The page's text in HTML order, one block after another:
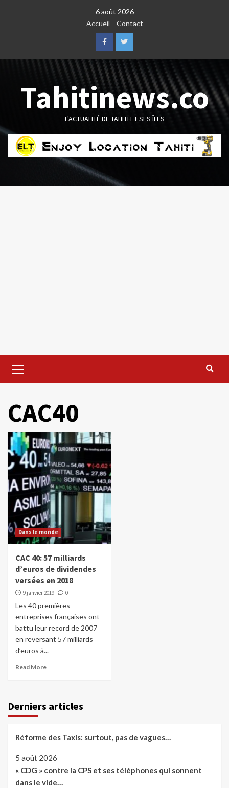
6 août 2026
Accueil
Contact
FacebookTwitter
Tahitinews.co
L'ACTUALITÉ DE TAHITI ET SES ÎLES
Menu
CAC40
Dans le monde
CAC 40: 57 milliards
d’euros de dividendes
versées en 2018
9 janvier 2019 0
Les 40 premières
entreprises françaises ont
battu leur record de 2007
en reversant 57 milliards
d’euros à...
Read More
Derniers articles
Réforme des Taxis: surtout, pas de vagues…
5 août 2026
« CDG » contre la CPS et ses téléphones qui sonnent
dans le vide…